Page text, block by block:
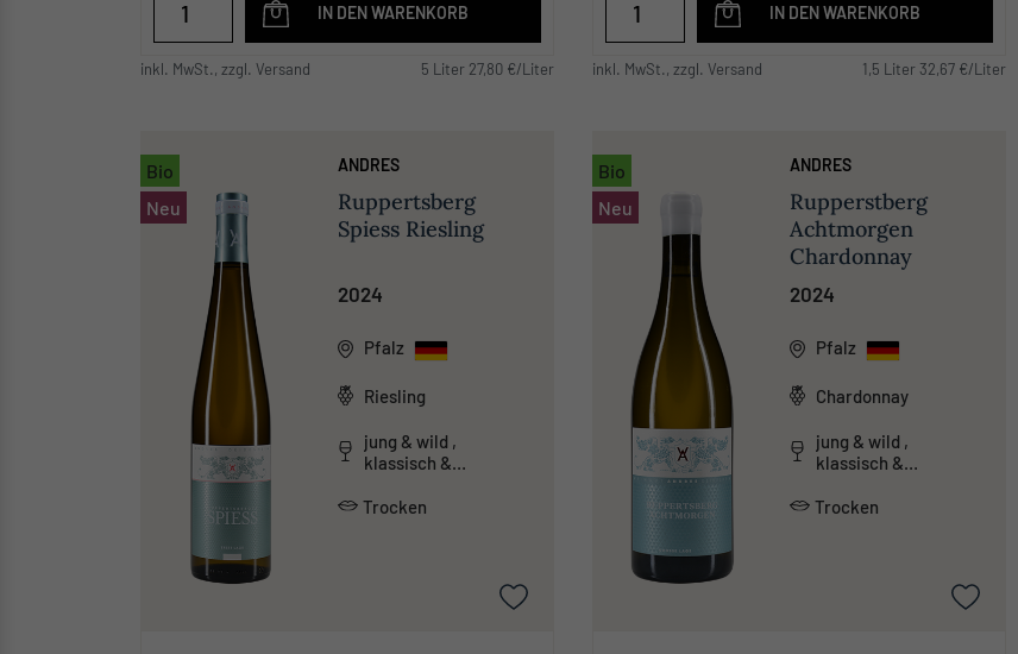
IN DEN WARENKORB
inkl. MwSt., zzgl. Versand 5 Liter 27,80 €/Liter
IN DEN WARENKORB
inkl. MwSt., zzgl. Versand 1,5 Liter 32,67 €/Liter
Bio
Neu
ANDRES
Ruppertsberg
Spiess Riesling
2024
Pfalz
Riesling
jung & wild ,
klassisch &
mineralisch
Trocken
Bio
Neu
ANDRES
Rupperstberg
Achtmorgen
Chardonnay
2024
Pfalz
Chardonnay
jung & wild ,
klassisch &
mineralisch
Trocken